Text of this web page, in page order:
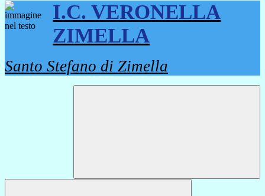
I.C. VERONELLA
ZIMELLA
Santo Stefano di Zimella